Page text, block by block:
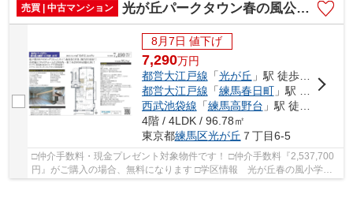
売買 | 中古マンション
光が丘パークタウン春の風公園街7-6-5号棟 仲介手数料無料＋40万円現金プレゼント中
8月7日 値下げ
7,290万円
都営大江戸線 「光が丘 」駅 徒歩9分
都営大江戸線 「練馬春日町」駅 徒歩25分
西武池袋線 「練馬高野台 」駅 徒歩29分
4階 / 4LDK / 96.78㎡
東京都練馬区光が丘 ７丁目6-5
□仲介手数料・現金プレゼント対象物件です！ □仲介手数料『2,537,700
円』がご購入の場合、無料になります □学区情報 光が丘春の風小学